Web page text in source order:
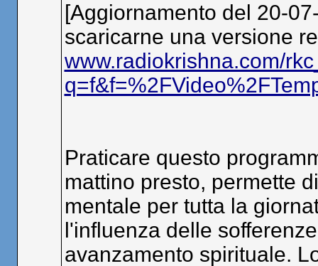
[Aggiornamento del 20-
scaricarne una versione
www.radiokrishna.com/
Praticare questo
mattino presto, permette
mentale per tutta la
l'influenza delle
avanzamento spirituale.